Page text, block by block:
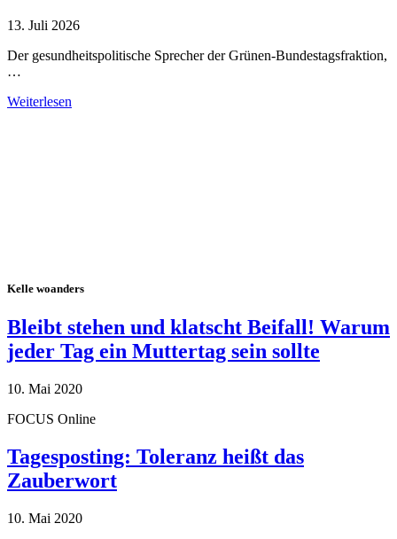
13. Juli 2026
Der gesundheitspolitische Sprecher der Grünen-Bundestagsfraktion,
…
Weiterlesen
Kelle woanders
Bleibt stehen und klatscht Beifall! Warum
jeder Tag ein Muttertag sein sollte
10. Mai 2020
FOCUS Online
Tagesposting: Toleranz heißt das
Zauberwort
10. Mai 2020